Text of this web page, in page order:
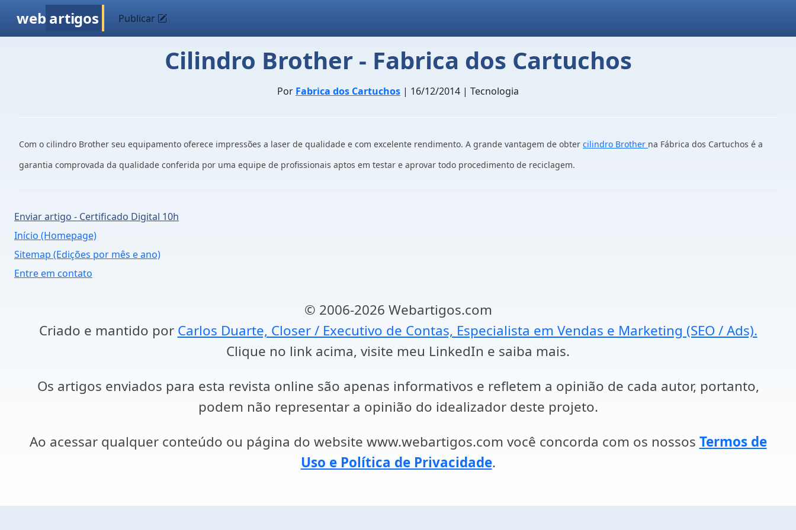
web artigos Publicar
Cilindro Brother - Fabrica dos Cartuchos
Por Fabrica dos Cartuchos | 16/12/2014 | Tecnologia
Com o cilindro Brother seu equipamento oferece impressões a laser de qualidade e com excelente rendimento. A grande vantagem de obter cilindro Brother na Fábrica dos Cartuchos é a
garantia comprovada da qualidade conferida por uma equipe de profissionais aptos em testar e aprovar todo procedimento de reciclagem.
Enviar artigo - Certificado Digital 10h
Início (Homepage)
Sitemap (Edições por mês e ano)
Entre em contato
© 2006-2026 Webartigos.com
Criado e mantido por Carlos Duarte, Closer / Executivo de Contas, Especialista em Vendas e Marketing (SEO / Ads).
Clique no link acima, visite meu LinkedIn e saiba mais.
Os artigos enviados para esta revista online são apenas informativos e refletem a opinião de cada autor, portanto,
podem não representar a opinião do idealizador deste projeto.
Ao acessar qualquer conteúdo ou página do website www.webartigos.com você concorda com os nossos Termos de
Uso e Política de Privacidade.